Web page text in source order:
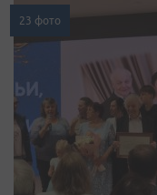
23 фото